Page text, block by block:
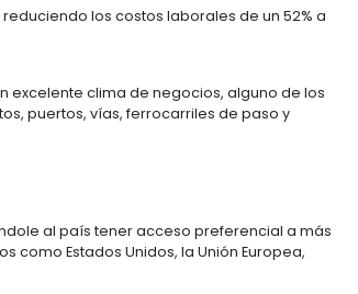
destino más amigable en América
a Costa Rica (67), Perú (68),
37 de la Organización para la
en Colombia cumplirán con los
fortalece la confianza y ayuda al
extranjera.
de Colombia en el desarrollo de
las restricciones a la inversión